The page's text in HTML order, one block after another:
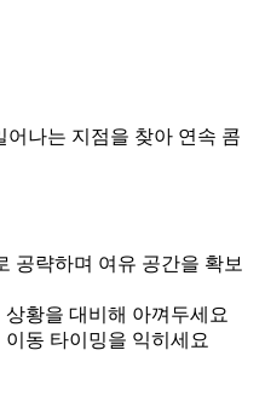
나는 지점을 찾아 연속 콤
공략하며 여유 공간을 확보
황을 대비해 아껴두세요
동 타이밍을 익히세요